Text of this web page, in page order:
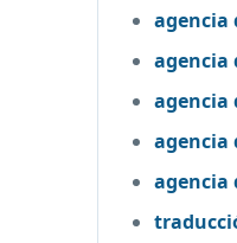
agencia
agencia
agencia
agencia
agencia